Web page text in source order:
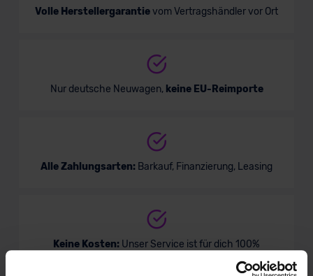
Volle Herstellergarantievom Vertragshändler vor Ort
Nur deutsche Neuwagen, keine EU-Reimporte
Alle Zahlungsarten: Barkauf, Finanzierung, Leasing
Keine Kosten: Unser Service ist für dich 100%